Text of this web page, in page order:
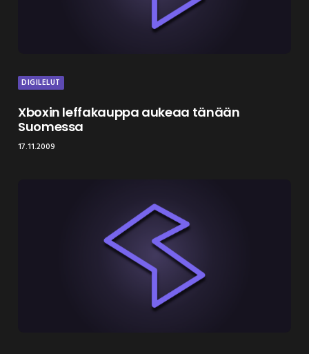
DIGILELUT
Xboxin leffakauppa aukeaa tänään
Suomessa
17.11.2009